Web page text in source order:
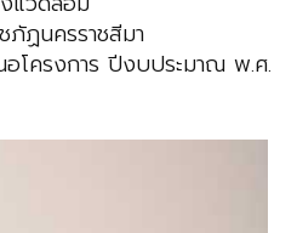
ภัฏนครราชสีมา
อโครงการ ปีงบประมาณ พ.ศ.